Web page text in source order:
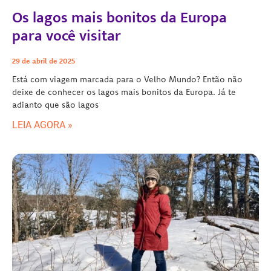
Os lagos mais bonitos da Europa
para você visitar
29 de abril de 2025
Está com viagem marcada para o Velho Mundo? Então não
deixe de conhecer os lagos mais bonitos da Europa. Já te
adianto que são lagos
LEIA AGORA »